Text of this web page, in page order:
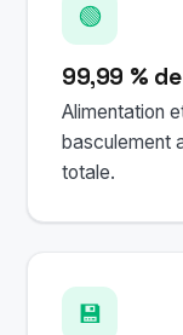
🟢
99,99 %
Alimentation
basculement
totale.
💾